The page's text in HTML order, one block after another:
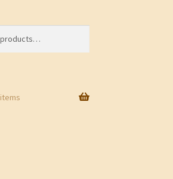
0 items